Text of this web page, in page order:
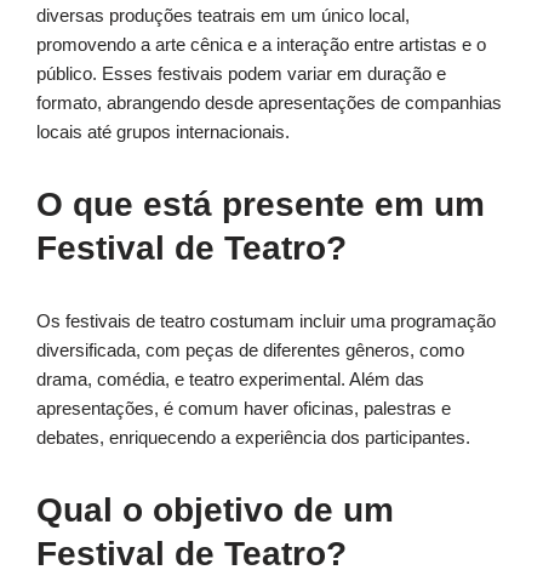
diversas produções teatrais em um único local,
promovendo a arte cênica e a interação entre artistas e o
público. Esses festivais podem variar em duração e
formato, abrangendo desde apresentações de companhias
locais até grupos internacionais.
O que está presente em um
Festival de Teatro?
Os festivais de teatro costumam incluir uma programação
diversificada, com peças de diferentes gêneros, como
drama, comédia, e teatro experimental. Além das
apresentações, é comum haver oficinas, palestras e
debates, enriquecendo a experiência dos participantes.
Qual o objetivo de um
Festival de Teatro?